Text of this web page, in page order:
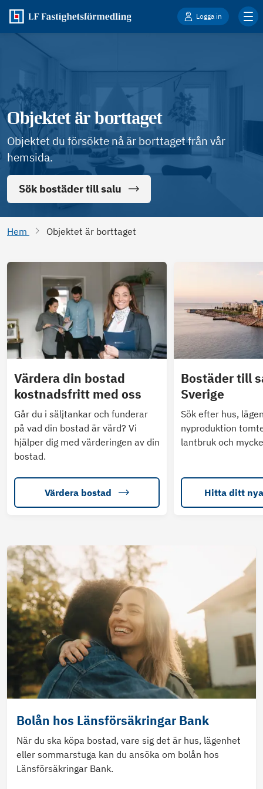
Logga in
Objektet är borttaget
Objektet du försökte nå är borttaget från vår
hemsida.
Sök bostäder till salu
Hem Objektet är borttaget
Värdera din bostad
kostnadsfritt med oss
Går du i säljtankar och funderar
på vad din bostad är värd? Vi
hjälper dig med värderingen av din
bostad.
Värdera bostad
Bostäder till
Sverige
Sök efter hus,
nyproduktion
lantbruk och
Hitta ditt
Bolån hos Länsförsäkringar Bank
När du ska köpa bostad, vare sig det är hus, lägenhet
eller sommarstuga kan du ansöka om bolån hos
Länsförsäkringar Bank.